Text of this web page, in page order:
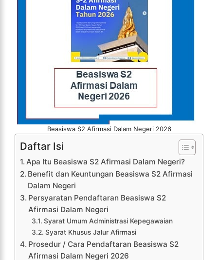
Beasiswa S2 Afirmasi Dalam Negeri 2026
Daftar Isi
Apa Itu Beasiswa S2 Afirmasi Dalam Negeri?
Benefit dan Keuntungan Beasiswa S2 Afirmasi
Dalam Negeri
Persyaratan Pendaftaran Beasiswa S2
Afirmasi Dalam Negeri
Syarat Umum Administrasi Kepegawaian
Syarat Khusus Jalur Afirmasi
Prosedur / Cara Pendaftaran Beasiswa S2
Afirmasi Dalam Negeri 2026